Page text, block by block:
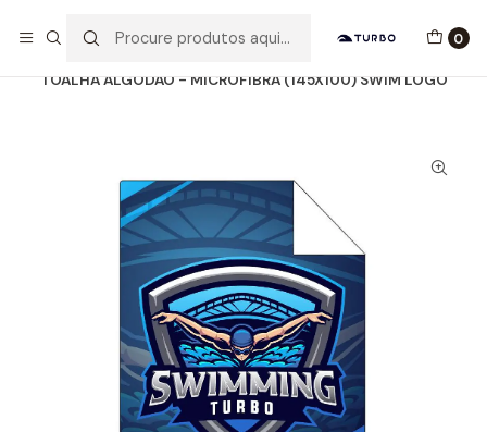
0
TOALHA ALGODÃO - MICROFIBRA (145X100) SWIM LOGO